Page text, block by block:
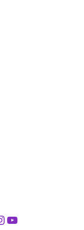
Youtube